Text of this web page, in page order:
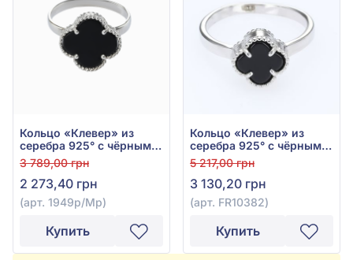
Кольцо «Клевер» из
серебра 925° с чёрным
ониксом, арт. 1949р/Мр
3 789,00 грн
2 273,40 грн
(арт. 1949р/Мр)
Купить
Кольцо «Клевер» из
серебра 925° с чёрным
ониксом, арт. FR10382
5 217,00 грн
3 130,20 грн
(арт. FR10382)
Купить